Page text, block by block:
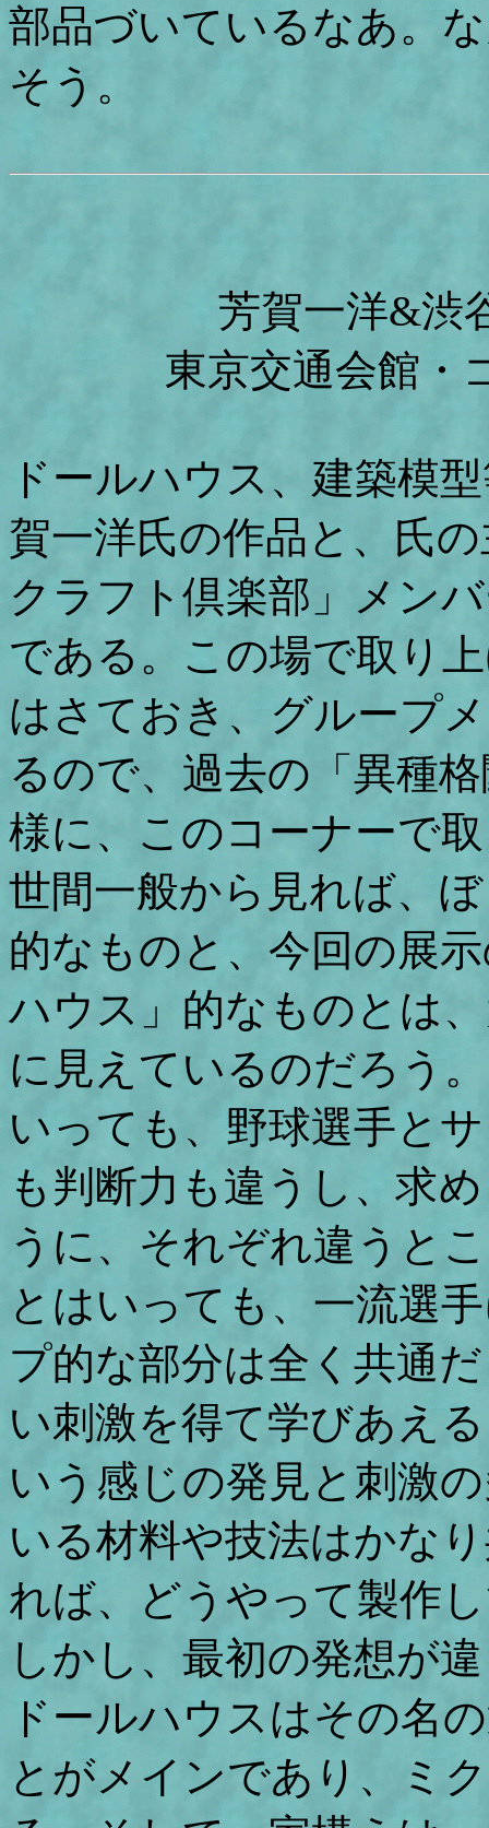
部品づいているなあ。
そう。
芳賀一洋&渋
東京交通会館・
ドールハウス、建築模
賀一洋氏の作品と、氏
クラフト倶楽部」メン
である。この場で取り
はさておき、グループ
るので、過去の「異種
様に、このコーナーで
世間一般から見れば、
的なものと、今回の展
ハウス」的なものとは
に見えているのだろう
いっても、野球選手と
も判断力も違うし、求
うに、それぞれ違うと
とはいっても、一流選
プ的な部分は全く共通
い刺激を得て学びあえ
いう感じの発見と刺激
いる材料や技法はかな
れば、どうやって製作
しかし、最初の発想が
ドールハウスはその名
とがメインであり、ミ